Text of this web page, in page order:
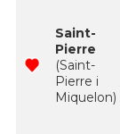
Saint-
Pierre
(Saint-
Pierre i
Miquelon)